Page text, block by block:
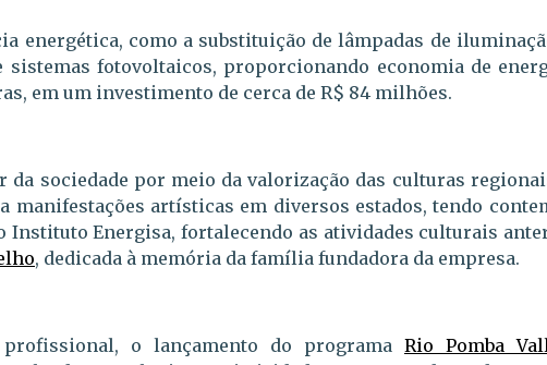
energética, como a substituição de lâmpadas de
fotovoltaicos, proporcionando economia de
em um investimento de cerca de R$ 84 milhões.
sociedade por meio da valorização das culturas
manifestações artísticas em diversos estados, tendo
Energisa, fortalecendo as atividades culturais
, dedicada à memória da família fundadora da empresa.
o lançamento do programa Rio Pomba